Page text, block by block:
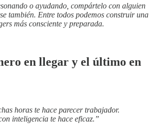
o ayudando, compártelo con alguien
también. Entre todos podemos construir una
más consciente y preparada.
en llegar y el último en
horas te hace parecer trabajador.
inteligencia te hace eficaz.”